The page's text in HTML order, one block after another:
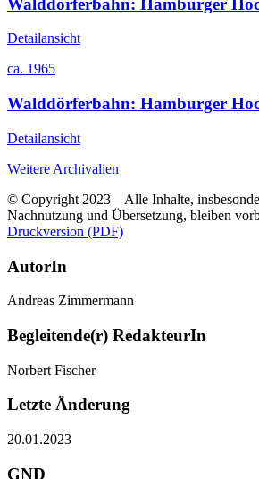
Walddörferbahn: Hamburger
Detailansicht
ca. 1965
Walddörferbahn: Hamburger
Detailansicht
Weitere Archivalien
© Copyright 2023 – Alle Inhalte,
Nachnutzung und Übersetzung, bleiben
Druckversion (PDF)
AutorIn
Andreas Zimmermann
Begleitende(r) RedakteurIn
Norbert Fischer
Letzte Änderung
20.01.2023
GND